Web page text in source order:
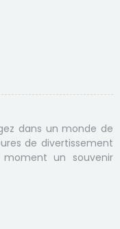
dans un monde de
de divertissement
un souvenir